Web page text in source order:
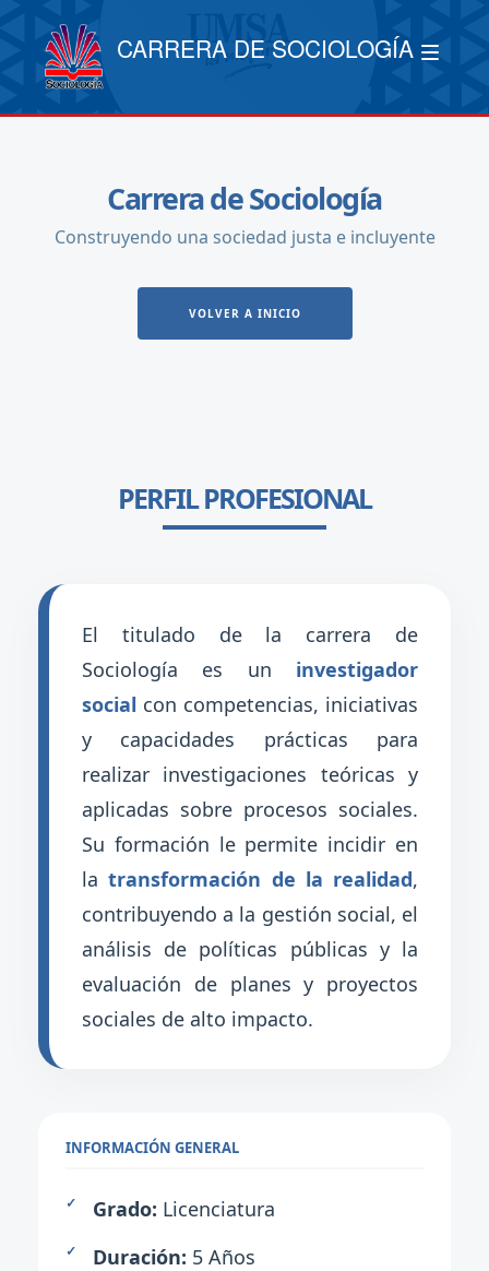
CARRERA DE SOCIOLOGÍA
Carrera de Sociología
Construyendo una sociedad justa e incluyente
VOLVER A INICIO
PERFIL PROFESIONAL
El titulado de la carrera de
Sociología es un investigador
social con competencias, iniciativas
y capacidades prácticas para
realizar investigaciones teóricas y
aplicadas sobre procesos sociales.
Su formación le permite incidir en
latransformación de la realidad,
contribuyendo a la gestión social, el
análisis de políticas públicas y la
evaluación de planes y proyectos
sociales de alto impacto.
INFORMACIÓN GENERAL
Grado: Licenciatura
Duración: 5 Años